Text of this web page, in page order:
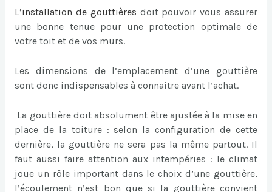
L’installation de gouttières doit pouvoir vous assurer
une bonne tenue pour une protection optimale de
votre toit et de vos murs.
Les dimensions de l’emplacement d’une gouttière
sont donc indispensables à connaitre avant l’achat.
La gouttière doit absolument être ajustée à la mise en
place de la toiture : selon la configuration de cette
dernière, la gouttière ne sera pas la même partout. Il
faut aussi faire attention aux intempéries : le climat
joue un rôle important dans le choix d’une gouttière,
l’écoulement n’est bon que si la gouttière convient